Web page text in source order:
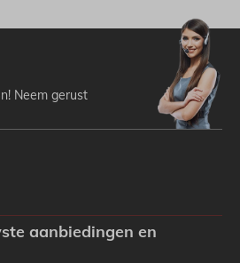
Neem gerust
aanbiedingen en